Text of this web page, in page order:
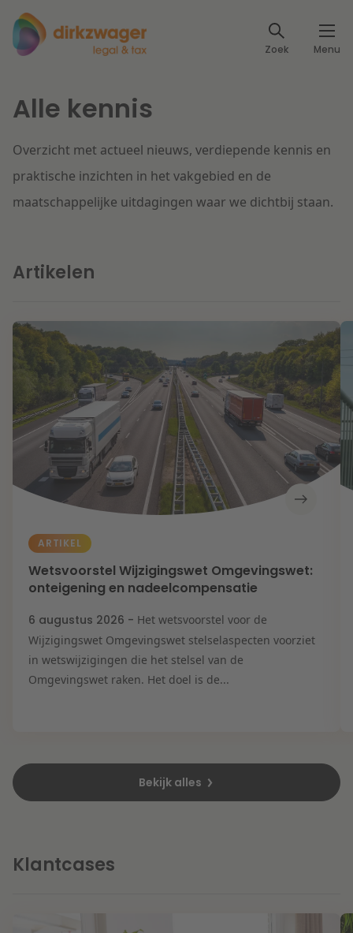
Zoek Menu
Expertises
Banking & Finance
Fiscaal
IT & Privacy
IE & Innovatie
Herstructurering & Insolventie
Energie
Zorg & Sociaal domein
Overheid & Omgeving
Aanbesteding & Mededinging
Aansprakelijkheid & Verzekering
Dichtbij de energietransitie
Lees meer
Dichtbij de kansen en uitdagingen in de
woningbouw
Dichtbij de wendbare onderneming
Artikelen
Klantcases
Events
Over ons
Internationale partners
Nieuws
Contact
Nederlands
English
Alle kennis
Overzicht met actueel nieuws, verdiepende kennis en
praktische inzichten in het vakgebied en de
maatschappelijke uitdagingen waar we dichtbij staan.
Artikelen
ARTIKEL
Wetsvoorstel Wijzigingswet Omgevingswet:
onteigening en nadeelcompensatie
6 augustus 2026 - Het wetsvoorstel voor de
Wijzigingswet Omgevingswet stelselaspecten voorziet
in wetswijzigingen die het stelsel van de
Omgevingswet raken. Het doel is de...
Bekijk alles
Klantcases